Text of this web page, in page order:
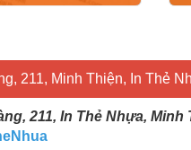
211, Minh Thiện, In Thẻ
211, In Thẻ Nhựa,